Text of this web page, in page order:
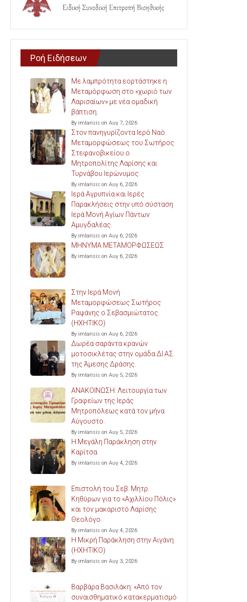
Ροή Ειδήσεων
Με λαμπρότητα εορτάστηκε η
Μεταμόρφωση στο «χωριό των
Λαρισαίων» με νέα ομαδική
βάπτιση.
By imlarisis on Αυγ 7, 2026
Στον πανηγυρίζοντα Ιερό Ναό
Μεταμορφώσεως του Σωτήρος
Στεφανοβικείου ο
Μητροπολίτης Λαρίσης και
Τυρνάβου Ιερώνυμος.
By imlarisis on Αυγ 6, 2026
Ιερά Αγρυπνία και Ιερές
Παρακλήσεις στην υπό σύσταση
Ιερά Μονή Αγίων Πάντων
Αμυγδαλέας.
By imlarisis on Αυγ 6, 2026
ΜΗΝΥΜΑ ΜΕΤΑΜΟΡΦΩΣΕΩΣ
By imlarisis on Αυγ 6, 2026
Στην Ιερά Μονή
Μεταμορφώσεως Σωτήρος
Ραψάνης ο Σεβασμιώτατος.
(ΗΧΗΤΙΚΟ)
By imlarisis on Αυγ 6, 2026
Δωρέα σαράντα κρανών
μοτοσικλέτας στην ομάδα ΔΙ.ΑΣ.
της Άμεσης Δράσης.
By imlarisis on Αυγ 5, 2026
ΑΝΑΚΟΙΝΩΣΗ: Λειτουργία των
Γραφείων της Ιεράς
Μητροπόλεως κατά τον μήνα
Αύγουστο.
By imlarisis on Αυγ 5, 2026
Η Μεγάλη Παράκληση στην
Καρίτσα.
By imlarisis on Αυγ 4, 2026
Επιστολή του Σεβ. Μητρ.
Κηθύρων για το «Αχιλλίου Πόλις»
και τον μακαριστό Λαρίσης
Θεολόγο.
By imlarisis on Αυγ 4, 2026
Η Μικρή Παράκληση στην Αιγάνη.
(ΗΧΗΤΙΚΟ)
By imlarisis on Αυγ 3, 2026
Βαρβάρα Βασιλάκη: «Από τον
συναισθηματικό κατακερματισμό